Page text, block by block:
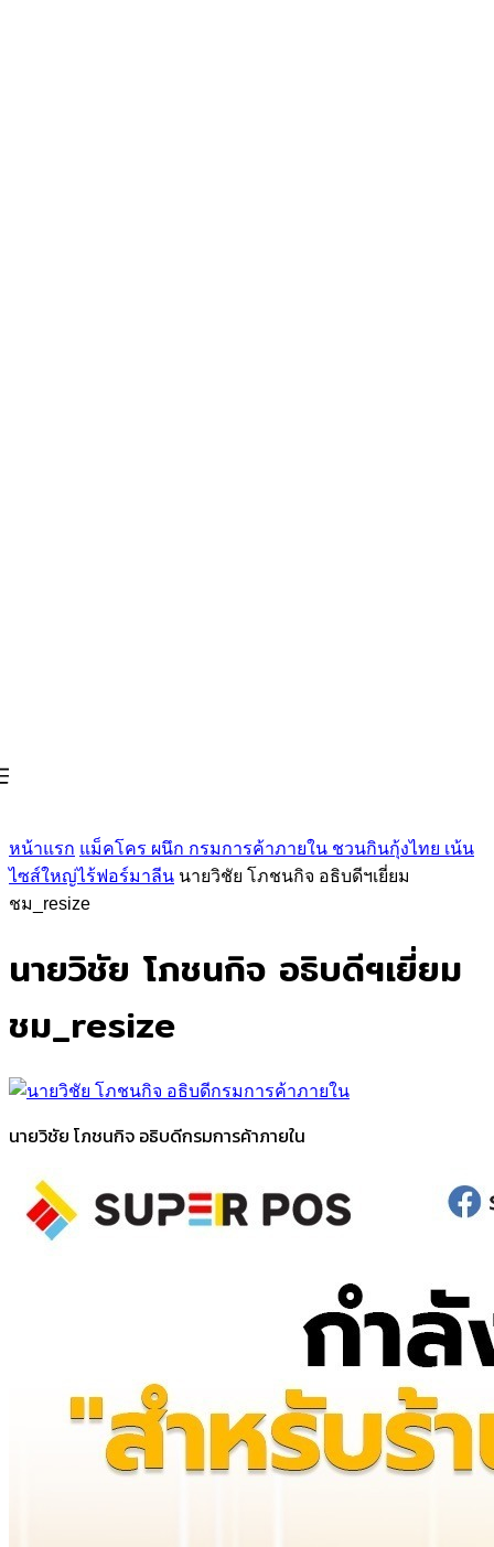
หน้าแรก แม็คโคร ผนึก กรมการค้าภายใน ชวนกินกุ้งไทย เน้น
ไซส์ใหญ่ไร้ฟอร์มาลีน นายวิชัย โภชนกิจ อธิบดีฯเยี่ยม
ชม_resize
นายวิชัย โภชนกิจ อธิบดีฯเยี่ยม
ชม_resize
นายวิชัย โภชนกิจ อธิบดีกรมการค้าภายใน